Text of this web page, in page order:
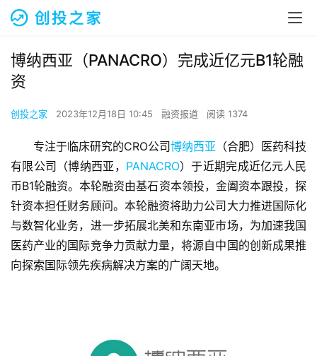
博纳西亚（PANACRO）完成近亿元B1轮融
资
创投之家 2023年12月18日 10:45 融资报道 阅读 1374
专注于临床研究的CRO公司博纳西亚 （合肥）医药科技
有限公司（博纳西亚， PANACRO）于近期完成近亿元人民
币B1轮融资。本轮融资由基石资本领投，金阖资本跟投，探
针资本担任财务顾问。本轮融资将助力公司大力推进国际化
与数智化业务，进一步拓展北美和东南亚市场，为加速我国
医药产业的国际竞争力贡献力量，将源自中国的创新成果推
向探索国际领先疾病解决方案的广阔天地。